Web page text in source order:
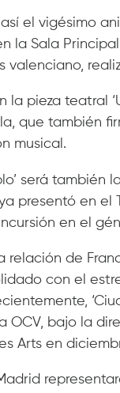
el vigésimo
la Sala
valenciano,
la pieza teatral
que también
musical.
será
presentó en el
en el
la relación de
con el
OCV, bajo la
Arts en